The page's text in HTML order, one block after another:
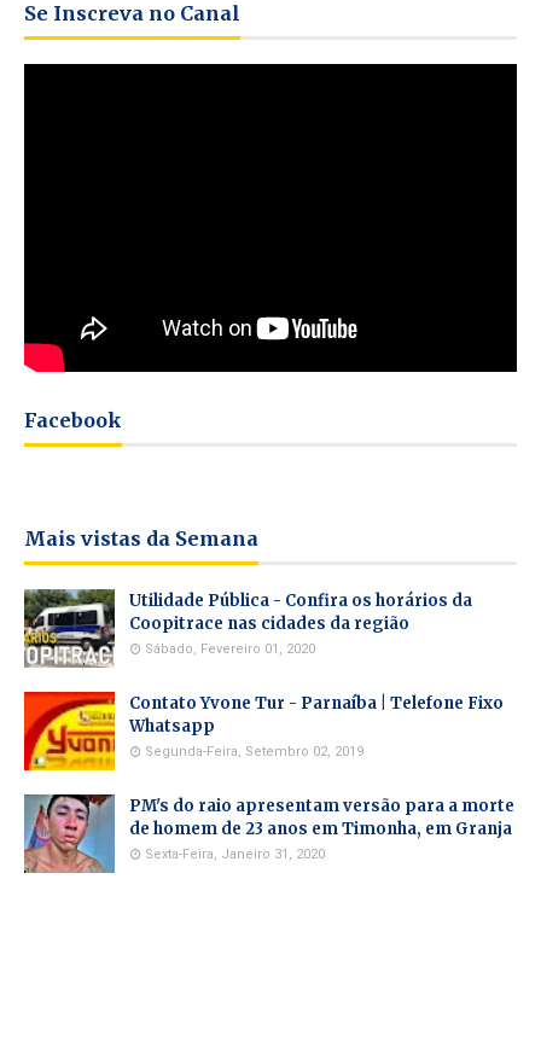
Se Inscreva no Canal
Facebook
Mais vistas da Semana
Utilidade Pública - Confira os horários da
Coopitrace nas cidades da região
Sábado, Fevereiro 01, 2020
Contato Yvone Tur - Parnaíba | Telefone Fixo
Whatsapp
Segunda-Feira, Setembro 02, 2019
PM's do raio apresentam versão para a morte
de homem de 23 anos em Timonha, em Granja
Sexta-Feira, Janeiro 31, 2020